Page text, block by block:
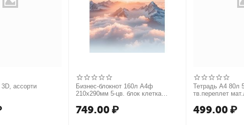
ассорти
Бизнес-блокнот 160л А4ф
210х290мм 5-цв. блок клетка
мат.ламин. -В моменте
749.00 ₽
Тетрадь А4 80л
тв.переплет
499.00 ₽